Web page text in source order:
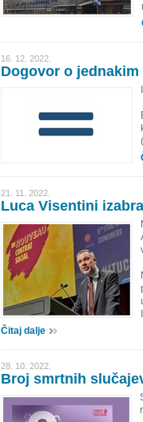
16. 12. 2022.
Dogovor o
21. 11. 2022.
Luca Visentini
Čitaj dalje
28. 10. 2022.
Broj smrtnih